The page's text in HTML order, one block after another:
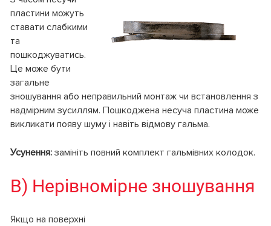
пластини можуть
ставати слабкими
та
пошкоджуватись.
Це може бути
загальне
зношування або неправильний монтаж чи встановлення з
надмірним зусиллям. Пошкоджена несуча пластина може
викликати появу шуму і навіть відмову гальма.
Усунення: замініть повний комплект гальмівних колодок.
В) Нерівномірне зношування
Якщо на поверхні